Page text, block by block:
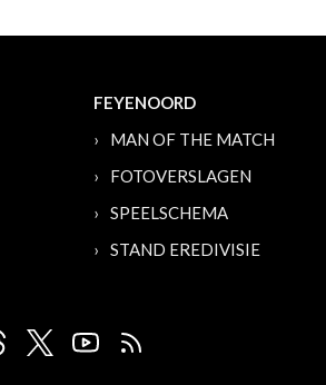
FEYENOORD
MAN OF THE MATCH
FOTOVERSLAGEN
SPEELSCHEMA
STAND EREDIVISIE